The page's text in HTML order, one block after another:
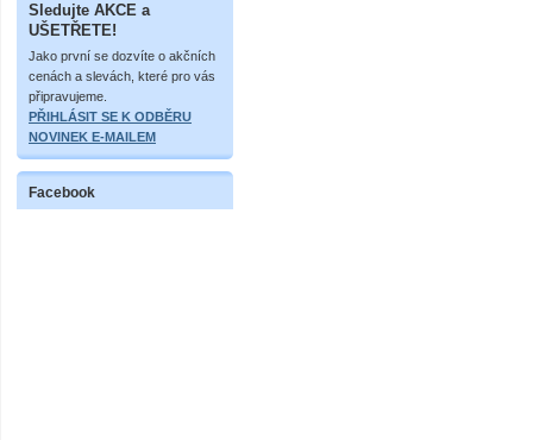
Sledujte AKCE a
UŠETŘETE!
Jako první se dozvíte o akčních
cenách a slevách, které pro vás
připravujeme.
PŘIHLÁSIT SE K ODBĚRU
NOVINEK E-MAILEM
Facebook